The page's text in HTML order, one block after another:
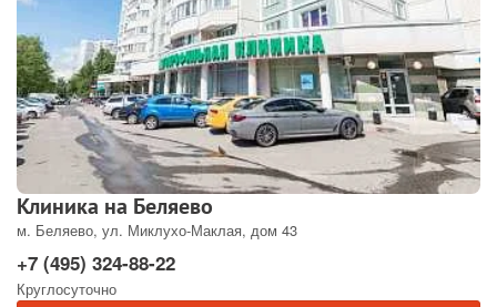
Клиника на Беляево
м. Беляево, ул. Миклухо-Маклая, дом 43
+7 (495) 324-88-22
Круглосуточно